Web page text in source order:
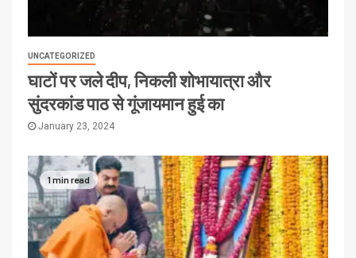
UNCATEGORIZED
घाटों पर जले दीप, निकली शोभायात्रा और
सुंदरकांड पाठ से गूंजायमान हुई का
January 23, 2024
1 min read